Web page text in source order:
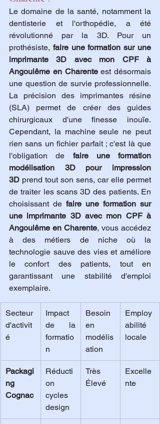
Le domaine de la santé, notamment la
dentisterie et l'orthopédie, a été
révolutionné par la 3D. Pour un
prothésiste, faire une formation sur une
imprimante 3D avec mon CPF à
Angoulême en Charente est désormais
une question de survie professionnelle.
La précision des imprimantes résine
(SLA) permet de créer des guides
chirurgicaux d'une finesse inouïe.
Cependant, la machine seule ne peut
rien sans un fichier parfait ; c'est là que
l'obligation de faire une formation
modélisation 3D pour impression
3D prend tout son sens, car elle permet
de traiter les scans 3D des patients. En
choisissant de faire une formation sur
une imprimante 3D avec mon CPF à
Angoulême en Charente, vous accédez
à des métiers de niche où la
technologie sauve des vies et améliore
le confort des patients, tout en
garantissant une stabilité d'emploi
exemplaire.
Secteur
d'activit
é
Impact
de la
formatio
n
Besoin
en
modélis
ation
Employ
abilité
locale
Packagi
ng
Cognac
Réducti
on
cycles
design
Très
Élevé
Excelle
nte